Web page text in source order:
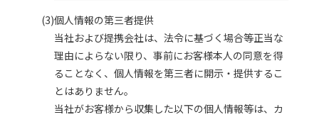
(3)個人情報の第三者提供
当社および提携会社は、法令に基づく場合等正当な
理由によらない限り、事前にお客様本人の同意を得
ることなく、個人情報を第三者に開示・提供するこ
とはありません。
当社がお客様から収集した以下の個人情報等は、カ